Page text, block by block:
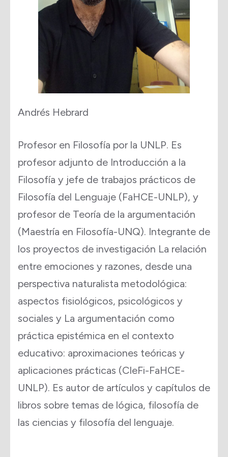
Andrés Hebrard
Profesor en Filosofía por la UNLP. Es
profesor adjunto de Introducción a la
Filosofía y jefe de trabajos prácticos de
Filosofía del Lenguaje (FaHCE-UNLP), y
profesor de Teoría de la argumentación
(Maestría en Filosofía-UNQ). Integrante de
los proyectos de investigación La relación
entre emociones y razones, desde una
perspectiva naturalista metodológica:
aspectos fisiológicos, psicológicos y
sociales y La argumentación como
práctica epistémica en el contexto
educativo: aproximaciones teóricas y
aplicaciones prácticas (CIeFi-FaHCE-
UNLP). Es autor de artículos y capítulos de
libros sobre temas de lógica, filosofía de
las ciencias y filosofía del lenguaje.